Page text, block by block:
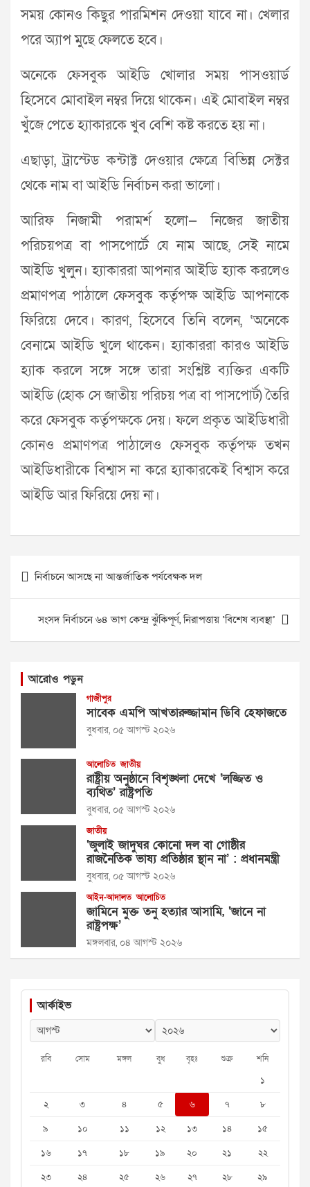
সময় কোনও কিছুর পারমিশন দেওয়া যাবে না। খেলার
পরে অ্যাপ মুছে ফেলতে হবে।
অনেকে ফেসবুক আইডি খোলার সময় পাসওয়ার্ড
হিসেবে মোবাইল নম্বর দিয়ে থাকেন। এই মোবাইল নম্বর
খুঁজে পেতে হ্যাকারকে খুব বেশি কষ্ট করতে হয় না।
এছাড়া, ট্রাস্টেড কন্টাক্ট দেওয়ার ক্ষেত্রে বিভিন্ন সেক্টর
থেকে নাম বা আইডি নির্বাচন করা ভালো।
আরিফ নিজামী পরামর্শ হলো— নিজের জাতীয়
পরিচয়পত্র বা পাসপোর্টে যে নাম আছে, সেই নামে
আইডি খুলুন। হ্যাকাররা আপনার আইডি হ্যাক করলেও
প্রমাণপত্র পাঠালে ফেসবুক কর্তৃপক্ষ আইডি আপনাকে
ফিরিয়ে দেবে। কারণ, হিসেবে তিনি বলেন, ‘অনেকে
বেনামে আইডি খুলে থাকেন। হ্যাকাররা কারও আইডি
হ্যাক করলে সঙ্গে সঙ্গে তারা সংশ্লিষ্ট ব্যক্তির একটি
আইডি (হোক সে জাতীয় পরিচয় পত্র বা পাসপোর্ট) তৈরি
করে ফেসবুক কর্তৃপক্ষকে দেয়। ফলে প্রকৃত আইডিধারী
কোনও প্রমাণপত্র পাঠালেও ফেসবুক কর্তৃপক্ষ তখন
আইডিধারীকে বিশ্বাস না করে হ্যাকারকেই বিশ্বাস করে
আইডি আর ফিরিয়ে দেয় না।
Post
navigation
নির্বাচনে আসছে না আন্তর্জাতিক পর্যবেক্ষক দল
সংসদ নির্বাচনে ৬৪ ভাগ কেন্দ্র ঝুঁকিপূর্ণ, নিরাপত্তায় ‘বিশেষ ব্যবস্থা’
আরোও পড়ুন
গাজীপুর
সাবেক এমপি আখতারুজ্জামান ডিবি হেফাজতে
বুধবার, ০৫ আগস্ট ২০২৬
আলোচিত জাতীয়
রাষ্ট্রীয় অনুষ্ঠানে বিশৃঙ্খলা দেখে ‘লজ্জিত ও
ব্যথিত’ রাষ্ট্রপতি
বুধবার, ০৫ আগস্ট ২০২৬
জাতীয়
‘জুলাই জাদুঘর কোনো দল বা গোষ্ঠীর
রাজনৈতিক ভাষ্য প্রতিষ্ঠার স্থান না’ : প্রধানমন্ত্রী
বুধবার, ০৫ আগস্ট ২০২৬
আইন-আদালত আলোচিত
জামিনে মুক্ত তনু হত্যার আসামি, ‘জানে না
রাষ্ট্রপক্ষ’
মঙ্গলবার, ০৪ আগস্ট ২০২৬
আর্কাইভ
রবি সোম মঙ্গল বুধ বৃহঃ শুক্র শনি
১
২
৩ ৪ ৫ ৬ ৭
৮
৯
১০ ১১ ১২ ১৩ ১৪
১৫
১৬
১৭ ১৮ ১৯ ২০ ২১
২২
২৩
২৪ ২৫ ২৬ ২৭ ২৮ ২৯